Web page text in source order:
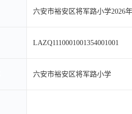
六安市裕安区将军路小学2026
LAZQ1110001001354001001
六安市裕安区将军路小学